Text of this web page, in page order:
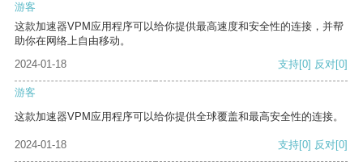
游客
这款加速器VPM应用程序可以给你提供最高速度和安全性的连接，并帮
助你在网络上自由移动。
2024-01-18
支持[0] 反对[0]
游客
这款加速器VPM应用程序可以给你提供全球覆盖和最高安全性的连接。
2024-01-18 支持[0] 反对[0]